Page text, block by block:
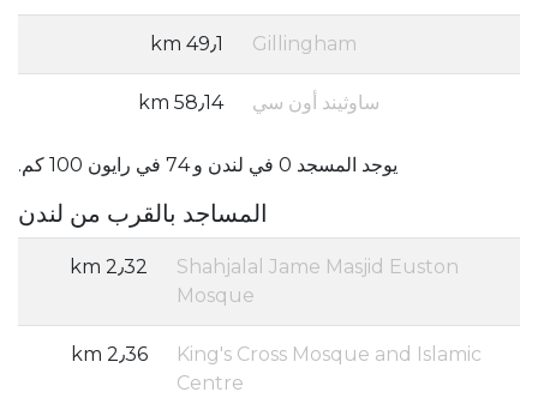
Gillingham 49٫1 km
ساوثيند أون سي 58٫14 km
يوجد المسجد 0 في لندن و 74 في رايون 100 كم.
المساجد بالقرب من لندن
Shahjalal Jame Masjid Euston
Mosque
2٫32 km
King's Cross Mosque and Islamic
Centre
2٫36 km